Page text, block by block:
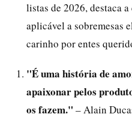
listas de 2026, destaca
aplicável a sobremesas
carinho por entes
"É uma história de
apaixonar pelos
os fazem." – Alain